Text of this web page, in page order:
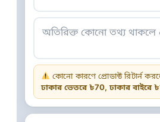
কোনো কারণে প্রোডাক্ট রিটার্ন
ঢাকার ভেতরে ৳70, ঢাকার বাইরে